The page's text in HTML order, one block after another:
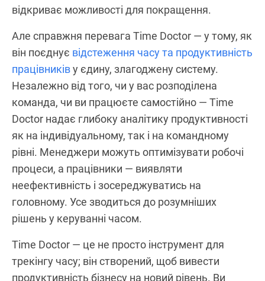
відкриває можливості для покращення.
Але справжня перевага Time Doctor — у тому, як
він поєднує відстеження часу та продуктивність
працівниківу єдину, злагоджену систему.
Незалежно від того, чи у вас розподілена
команда, чи ви працюєте самостійно — Time
Doctor надає глибоку аналітику продуктивності
як на індивідуальному, так і на командному
рівні. Менеджери можуть оптимізувати робочі
процеси, а працівники — виявляти
неефективність і зосереджуватись на
головному. Усе зводиться до розумніших
рішень у керуванні часом.
Time Doctor — це не просто інструмент для
трекінгу часу; він створений, щоб вивести
продуктивність бізнесу на новий рівень. Ви